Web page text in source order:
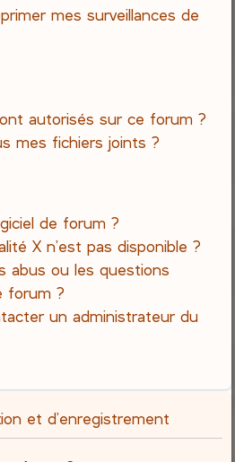
mes surveillances de
autorisés sur ce forum ?
mes fichiers joints ?
de forum ?
X n’est pas disponible ?
abus ou les questions
forum ?
un administrateur du
et d’enregistrement